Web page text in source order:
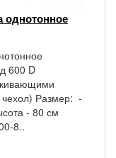
однотонное
600 D
чехол) Размер: -
- 80 см
8..